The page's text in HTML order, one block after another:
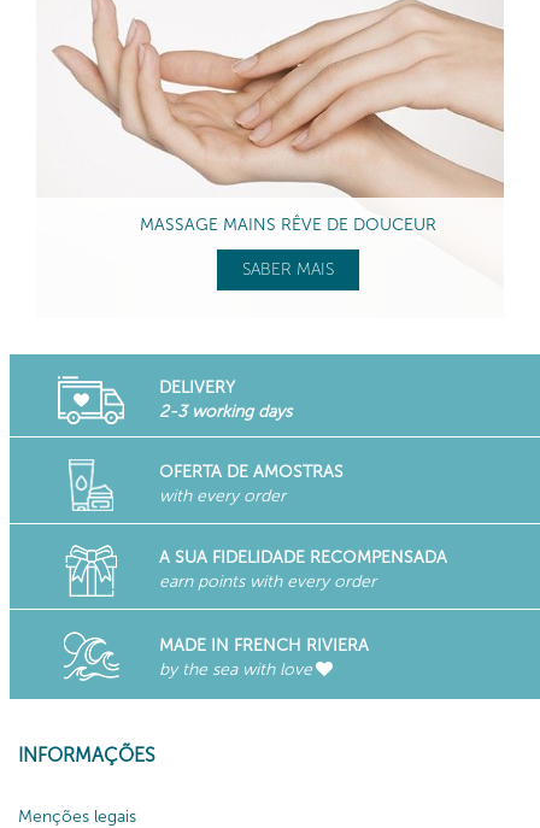
MASSAGE MAINS RÊVE DE DOUCEUR
SABER MAIS
DELIVERY
2-3 working days
OFERTA DE AMOSTRAS
with every order
A SUA FIDELIDADE RECOMPENSADA
earn points with every order
MADE IN FRENCH RIVIERA
by the sea with love
INFORMAÇÕES
Menções legais